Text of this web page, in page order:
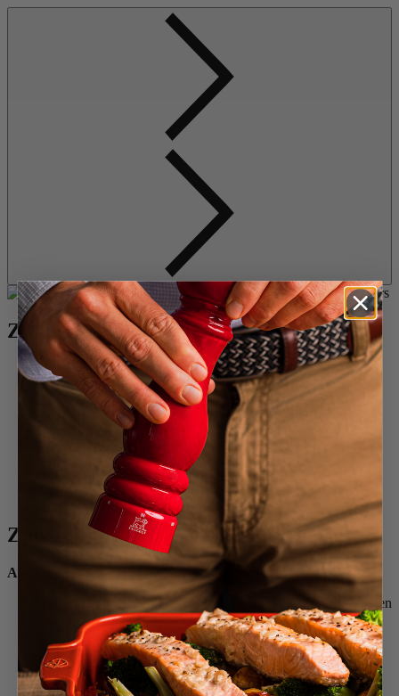
Zutaten
1 Leberlappen von der Gans (500 g)
160 ml Weißwein (oder ein anderer süßer Weißwein)
8 g Sel de Guérande
2 g Zucker
1 reife Williamsbirne
Szechuan-Pfeffer
20 g Butter
20 g Zucker
Zubereitung
Am Vortag
Die Gänseleber eine Stunde lang auf Raumtemperatur bringen
(bei Bedarf ausnehmen)
Den Sauternes, das Salz und die 2 g Zucker hinzufügen.
Beim Auftragen gut zusammendrücken (die Leber in einem
Rechteck anordnen, das es ermöglicht, sie in zwei Etagen in
die Terrine zu legen).